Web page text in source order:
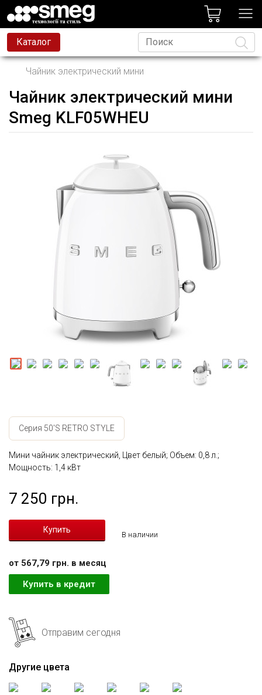
Каталог
Язык
Чайник электрический мини
Чайник электрический мини
Smeg KLF05WHEU
Серия 50'S RETRO STYLE
Мини чайник электрический, Цвет белый; Объем: 0,8 л.;
Мощность: 1,4 кВт
7 250 грн.
В наличии
от 567,79 грн. в месяц
Купить в кредит
Отправим сегодня
Другие цвета